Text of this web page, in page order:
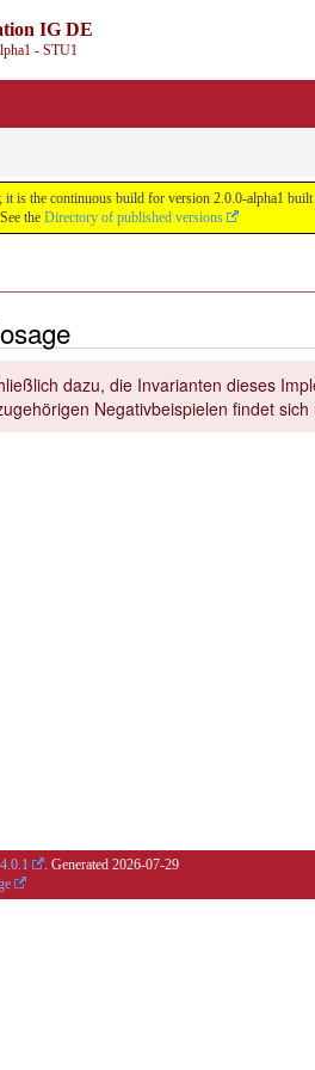
IG DE
- STU1
is the continuous build for version 2.0.0-alpha1
the Directory of published versions
dazu, die Invarianten dieses
Negativbeispielen findet sich
. Generated 2026-07-29